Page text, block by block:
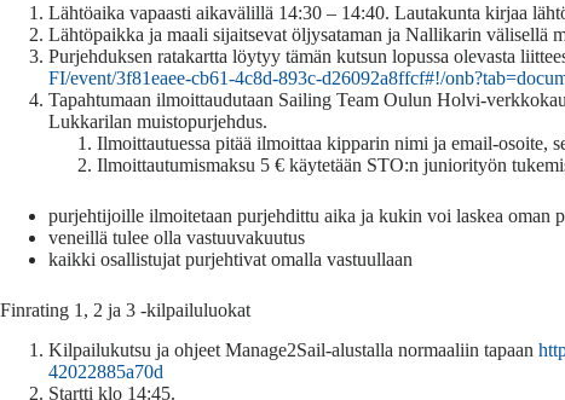
Lähtöaika vapaasti aikavälillä 14:30 – 14:40. Lautakunta kirjaa
Lähtöpaikka ja maali sijaitsevat öljysataman ja Nallikarin välisellä
Purjehduksen ratakartta löytyy tämän kutsun lopussa olevasta
FI/event/3f81eaee-cb61-4c8d-893c-d26092a8ffcf#!/
Tapahtumaan ilmoittaudutaan Sailing Team Oulun Holvi-
Lukkarilan muistopurjehdus.
Ilmoittautuessa pitää ilmoittaa kipparin nimi ja email-osoite,
Ilmoittautumismaksu 5 € käytetään STO:n juniorityön
purjehtijoille ilmoitetaan purjehdittu aika ja kukin voi laskea oman
veneillä tulee olla vastuuvakuutus
kaikki osallistujat purjehtivat omalla vastuullaan
Finrating 1, 2 ja 3 -kilpailuluokat
Kilpailukutsu ja ohjeet Manage2Sail-alustalla normaaliin tapaan
42022885a70d
Startti klo 14:45.